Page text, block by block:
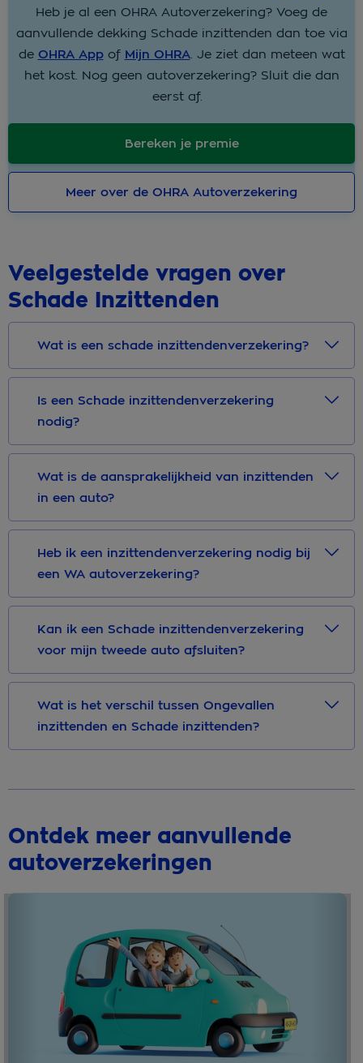
Heb je al een OHRA Autoverzekering? Voeg de
aanvullende dekking Schade inzittenden dan toe via
de OHRA Appof Mijn OHRA. Je ziet dan meteen wat
het kost. Nog geen autoverzekering? Sluit die dan
eerst af.
Bereken je premie
Meer over de OHRA Autoverzekering
Veelgestelde vragen over
Schade Inzittenden
Wat is een schade inzittendenverzekering?
Is een Schade inzittendenverzekering
nodig?
Wat is de aansprakelijkheid van inzittenden
in een auto?
Heb ik een inzittendenverzekering nodig bij
een WA autoverzekering?
Kan ik een Schade inzittendenverzekering
voor mijn tweede auto afsluiten?
Wat is het verschil tussen Ongevallen
inzittenden en Schade inzittenden?
Ontdek meer aanvullende
autoverzekeringen